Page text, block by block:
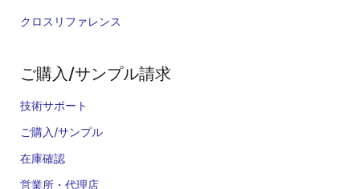
クロスリファレンス
ご購入/サンプル請求
技術サポート
ご購入/サンプル
在庫確認
営業所・代理店